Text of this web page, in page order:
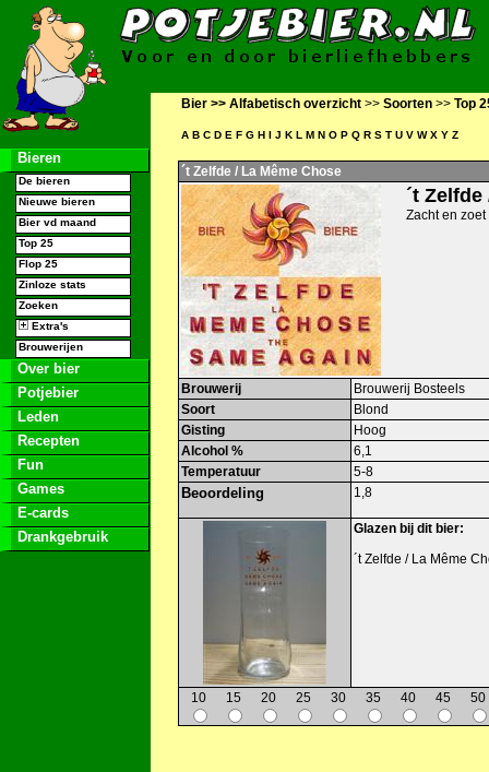
Bieren
De bieren
Nieuwe bieren
Bier vd maand
Top 25
Flop 25
Zinloze stats
Zoeken
Extra's
Brouwerijen
Over bier
Potjebier
Leden
Recepten
Fun
Games
E-cards
Drankgebruik
Bier >> Alfabetisch overzicht >> Soorten >> Top
A B C D E F G H I J K L M N O P Q R S T U V W X Y Z
´t Zelfde / La Même Chose
´t
Zacht en
Brouwerij
Brouwerij Bosteels
Soort
Blond
Gisting
Hoog
Alcohol %
6,1
Temperatuur
5-8
Beoordeling 1,8
Glazen bij dit bier:
´t Zelfde / La Même
10 15 20 25 30 35 40 45 50